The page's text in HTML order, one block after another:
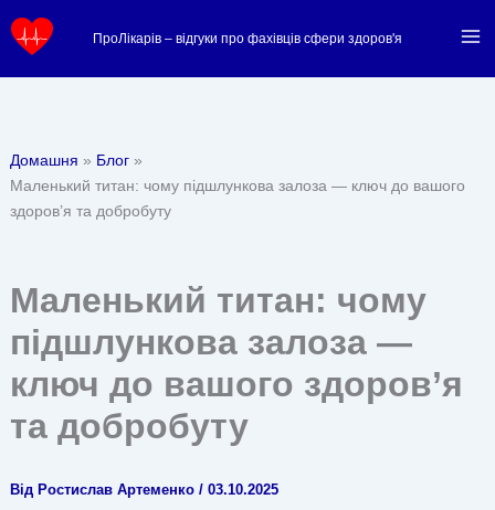
до
ПроЛікарів – відгуки про фахівців сфери здоров'я
Домашня
Блог
Маленький титан: чому підшлункова залоза — ключ до вашого
здоров’я та добробуту
Маленький титан: чому
підшлункова залоза —
ключ до вашого здоров’я
та добробуту
Від Ростислав Артеменко / 03.10.2025